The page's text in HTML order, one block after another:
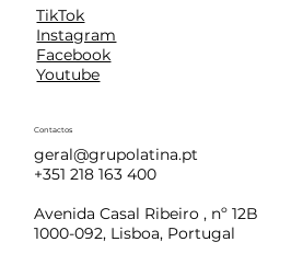
TikTok
Instagram
Facebook
Youtube
Contactos
geral@grupolatina.pt
+351 218 163 400
Avenida Casal Ribeiro , nº 12B
1000-092, Lisboa, Portugal